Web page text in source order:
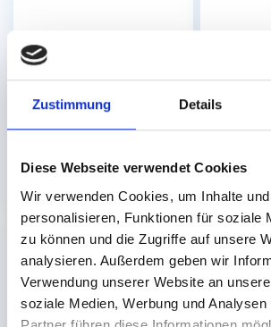
Zustimmung Details
Diese Webseite verwendet Cookies
Wir verwenden Cookies, um Inhalte
personalisieren, Funktionen für soziale
zu können und die Zugriffe auf unsere
analysieren. Außerdem geben wir
Verwendung unserer Website an
soziale Medien, Werbung und
Ø 10mm 230mm, braun
Auf Lager. Sofort
lieferbar.
7,91 € In den Warenkorb
Ø 6mm
Auf
1,69 €